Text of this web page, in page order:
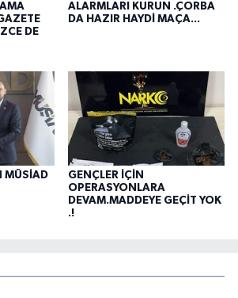
DE
ALARMLARI KURUN .ÇORBA
DA HAZIR HAYDİ MAÇA...
MÜSİAD
GENÇLER İÇİN
OPERASYONLARA
DEVAM.MADDEYE GEÇİT YOK
.!